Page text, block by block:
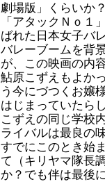
劇場版」くらいか
「アタックＮｏ１
ばれた日本女子バ
バレーブームを背
が、この映画の内
鮎原こずえもよか
う今にづつくお嬢
はじまっていたら
こずえの同じ学校
ライバルは最良の
すでにこのとき始
て（キリヤマ隊長
か？でも伴は最後